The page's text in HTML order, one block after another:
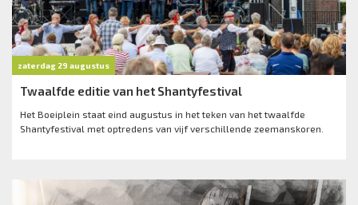
zaterdag 29 augustus
Twaalfde editie van het Shantyfestival
Het Boeiplein staat eind augustus in het teken van het twaalfde
Shantyfestival met optredens van vijf verschillende zeemanskoren.